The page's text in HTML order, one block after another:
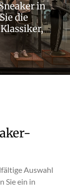
in
die
Auswahl
Sie ein in